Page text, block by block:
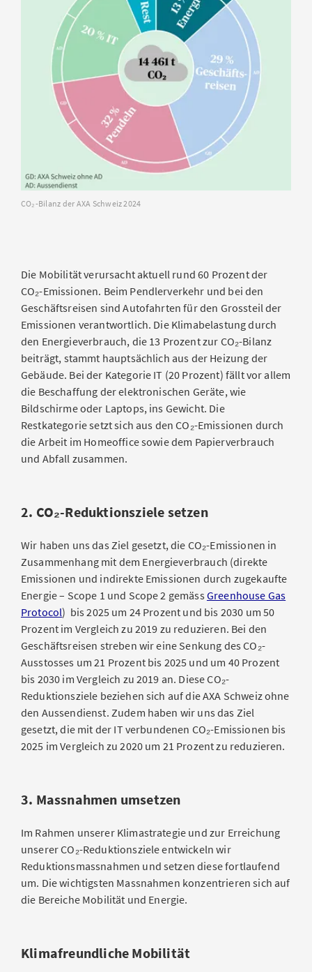
CO₂-Bilanz der AXA Schweiz 2024
Die Mobilität verursacht aktuell rund 60 Prozent der
CO₂-Emissionen. Beim Pendlerverkehr und bei den
Geschäftsreisen sind Autofahrten für den Grossteil der
Emissionen verantwortlich. Die Klimabelastung durch
den Energieverbrauch, die 13 Prozent zur CO₂-Bilanz
beiträgt, stammt hauptsächlich aus der Heizung der
Gebäude. Bei der Kategorie IT (20 Prozent) fällt vor allem
die Beschaffung der elektronischen Geräte, wie
Bildschirme oder Laptops, ins Gewicht. Die
Restkategorie setzt sich aus den CO₂-Emissionen durch
die Arbeit im Homeoffice sowie dem Papierverbrauch
und Abfall zusammen.
2. CO₂-Reduktionsziele setzen
Wir haben uns das Ziel gesetzt, die CO₂-Emissionen in
Zusammenhang mit dem Energieverbrauch (direkte
Emissionen und indirekte Emissionen durch zugekaufte
Energie – Scope 1 und Scope 2 gemäss Greenhouse Gas
Protocol) bis 2025 um 24 Prozent und bis 2030 um 50
Prozent im Vergleich zu 2019 zu reduzieren. Bei den
Geschäftsreisen streben wir eine Senkung des CO₂-
Ausstosses um 21 Prozent bis 2025 und um 40 Prozent
bis 2030 im Vergleich zu 2019 an. Diese CO₂-
Reduktionsziele beziehen sich auf die AXA Schweiz ohne
den Aussendienst. Zudem haben wir uns das Ziel
gesetzt, die mit der IT verbundenen CO₂-Emissionen bis
2025 im Vergleich zu 2020 um 21 Prozent zu reduzieren.
3. Massnahmen umsetzen
Im Rahmen unserer Klimastrategie und zur Erreichung
unserer CO₂-Reduktionsziele entwickeln wir
Reduktionsmassnahmen und setzen diese fortlaufend
um. Die wichtigsten Massnahmen konzentrieren sich auf
die Bereiche Mobilität und Energie.
Klimafreundliche Mobilität